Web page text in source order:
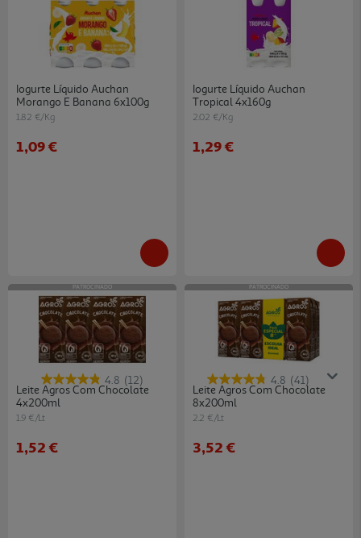
Iogurte Líquido Auchan
Morango E Banana 6x100g
1.82 €/Kg
1,09 €
Iogurte Líquido Auchan
Tropical 4x160g
2.02 €/Kg
1,29 €
PATROCINADO
4.8 (12)
Leite Agros Com Chocolate
4x200ml
1.9 €/Lt
1,52 €
PATROCINADO
4.8 (41)
Leite Agros Com Chocolate
8x200ml
2.2 €/Lt
3,52 €